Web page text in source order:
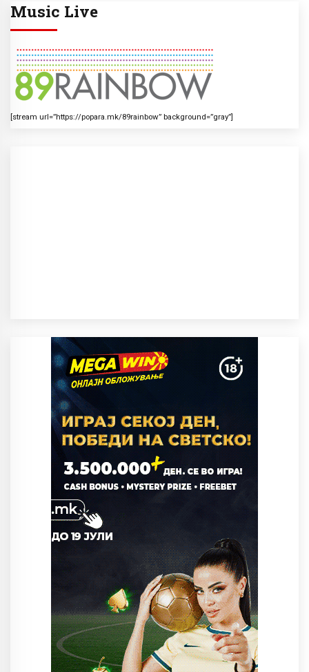
Music Live
[stream url=”https://popara.mk/89rainbow” background=”gray”]